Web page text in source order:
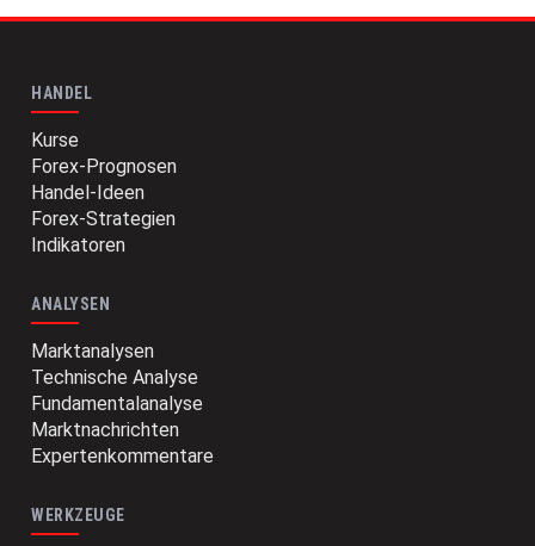
HANDEL
Kurse
Forex-Prognosen
Handel-Ideen
Forex-Strategien
Indikatoren
ANALYSEN
Marktanalysen
Technische Analyse
Fundamentalanalyse
Marktnachrichten
Expertenkommentare
WERKZEUGE